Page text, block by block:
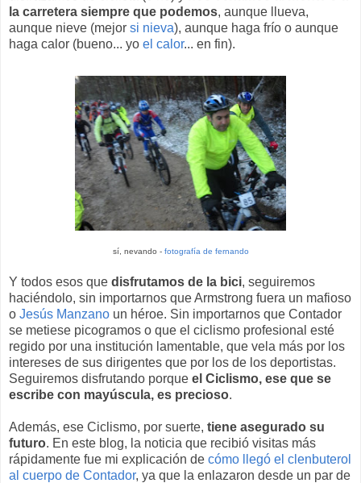
la carretera siempre que podemos, aunque llueva,
aunque nieve (mejor si nieva), aunque haga frío o aunque
haga calor (bueno... yo el calor... en fin).
sí, nevando - fotografía de fernando
Y todos esos que disfrutamos de la bici, seguiremos
haciéndolo, sin importarnos que Armstrong fuera un mafioso
o Jesús Manzano un héroe. Sin importarnos que Contador
se metiese picogramos o que el ciclismo profesional esté
regido por una institución lamentable, que vela más por los
intereses de sus dirigentes que por los de los deportistas.
Seguiremos disfrutando porque el Ciclismo, ese que se
escribe con mayúscula, es precioso.
Además, ese Ciclismo, por suerte, tiene asegurado su
futuro. En este blog, la noticia que recibió visitas más
rápidamente fue mi explicación de cómo llegó el clenbuterol
al cuerpo de Contador, ya que la enlazaron desde un par de